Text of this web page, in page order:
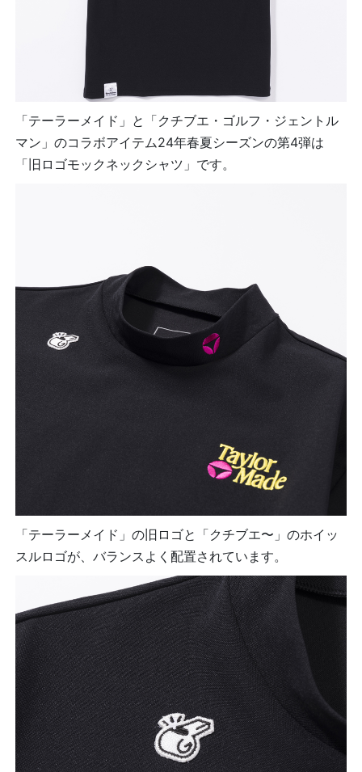
「テーラーメイド」と「クチブエ・ゴルフ・ジェントル
マン」のコラボアイテム24年春夏シーズンの第4弾は
「旧ロゴモックネックシャツ」です。
「テーラーメイド」の旧ロゴと「クチブエ〜」のホイッ
スルロゴが、バランスよく配置されています。